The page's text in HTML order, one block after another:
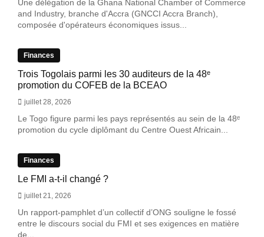
Une délégation de la Ghana National Chamber of Commerce
and Industry, branche d'Accra (GNCCI Accra Branch),
composée d'opérateurs économiques issus...
Finances
Trois Togolais parmi les 30 auditeurs de la 48ᵉ
promotion du COFEB de la BCEAO
juillet 28, 2026
Le Togo figure parmi les pays représentés au sein de la 48ᵉ
promotion du cycle diplômant du Centre Ouest Africain...
Finances
Le FMI a-t-il changé ?
juillet 21, 2026
Un rapport-pamphlet d’un collectif d’ONG souligne le fossé
entre le discours social du FMI et ses exigences en matière
de...